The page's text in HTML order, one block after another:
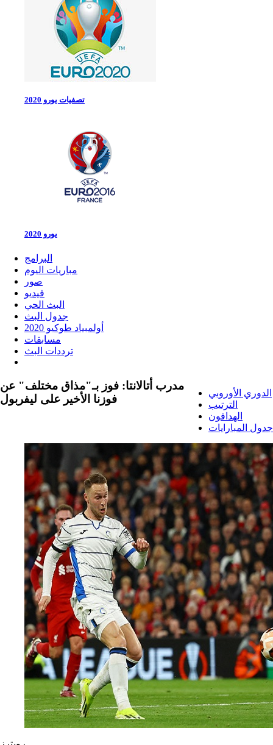
تصفيات يورو 2020
يورو 2020
البرامج
مباريات اليوم
صور
فيديو
البث الحي
جدول البث
أولمبياد طوكيو 2020
مسابقات
ترددات البث
الدوري الأوروبي
الترتيب
الهدافون
جدول المبارايات
مدرب أتالانتا: فوز بـ"مذاق مختلف" عن
فوزنا الأخير على ليفربول